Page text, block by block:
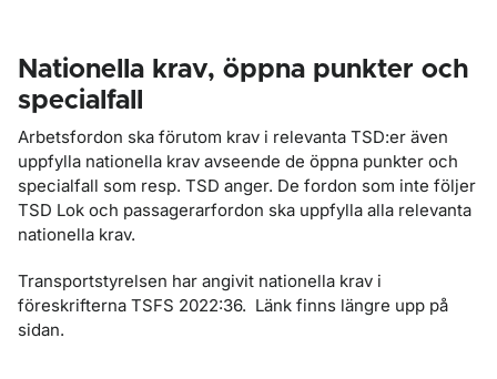
Nationella krav, öppna punkter och
specialfall
Arbetsfordon ska förutom krav i relevanta TSD:er även
uppfylla nationella krav avseende de öppna punkter och
specialfall som resp. TSD anger. De fordon som inte följer
TSD Lok och passagerarfordon ska uppfylla alla relevanta
nationella krav.
Transportstyrelsen har angivit nationella krav i
föreskrifterna TSFS 2022:36. Länk finns längre upp på
sidan.